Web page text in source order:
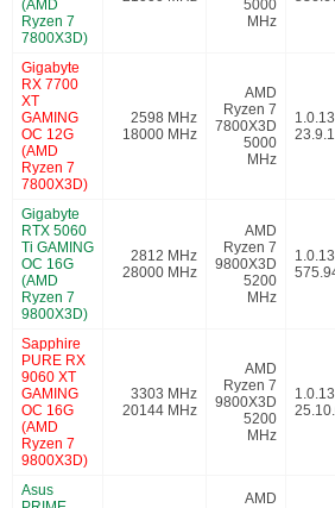
(AMD
Ryzen 7
7800X3D)
5000
MHz
Gigabyte
RX 7700
XT
GAMING
OC 12G
(AMD
Ryzen 7
7800X3D)
2598 MHz
18000 MHz
AMD
Ryzen 7
7800X3D
5000
MHz
1.0.13
23.9.1
Gigabyte
RTX 5060
Ti GAMING
OC 16G
(AMD
Ryzen 7
9800X3D)
2812 MHz
28000 MHz
AMD
Ryzen 7
9800X3D
5200
MHz
1.0.13
Sapphire
PURE RX
9060 XT
GAMING
OC 16G
(AMD
Ryzen 7
9800X3D)
3303 MHz
20144 MHz
AMD
Ryzen 7
9800X3D
5200
MHz
1.0.13
Asus
AMD